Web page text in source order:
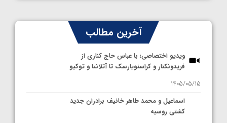
آخرین مطالب
ویدیو اختصاصی؛ با عباس حاج کناری از
فریدونکنار و کراسنویارسک تا آتلانتا و توکیو
1405/05/15
اسماعیل و محمد طاهر خانیف برادران جدید
کشتی روسیه